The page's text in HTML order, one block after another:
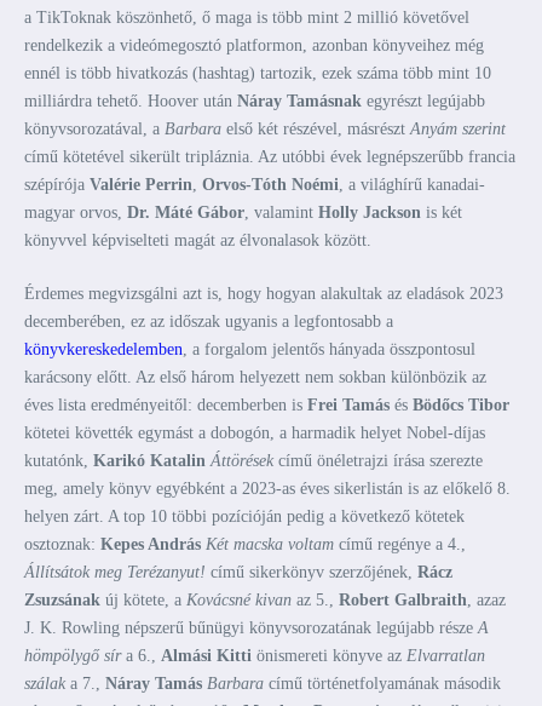
a TikToknak köszönhető, ő maga is több mint 2 millió követővel
rendelkezik a videómegosztó platformon, azonban könyveihez még
ennél is több hivatkozás (hashtag) tartozik, ezek száma több mint 10
milliárdra tehető. Hoover után Náray Tamásnak egyrészt legújabb
könyvsorozatával, a Barbara első két részével, másrésztAnyám szerint
című kötetével sikerült tripláznia. Az utóbbi évek legnépszerűbb francia
szépírója Valérie Perrin, Orvos-Tóth Noémi, a világhírű kanadai-
magyar orvos, Dr. Máté Gábor, valamint Holly Jackson is két
könyvvel képviselteti magát az élvonalasok között.
Érdemes megvizsgálni azt is, hogy hogyan alakultak az eladások 2023
decemberében, ez az időszak ugyanis a legfontosabb a
könyvkereskedelemben, a forgalom jelentős hányada összpontosul
karácsony előtt. Az első három helyezett nem sokban különbözik az
éves lista eredményeitől: decemberben is Frei Tamás és Bödőcs Tibor
kötetei követték egymást a dobogón, a harmadik helyet Nobel-díjas
kutatónk, Karikó Katalin Áttörések című önéletrajzi írása szerezte
meg, amely könyv egyébként a 2023-as éves sikerlistán is az előkelő 8.
helyen zárt. A top 10 többi pozícióján pedig a következő kötetek
osztoznak: Kepes András Két macska voltam című regénye a 4.,
Állítsátok meg Terézanyut! című sikerkönyv szerzőjének, Rácz
Zsuzsának új kötete, a Kovácsné kivan az 5., Robert Galbraith, azaz
J. K. Rowling népszerű bűnügyi könyvsorozatának legújabb részeA
hömpölygő síra 6., Almási Kitti önismereti könyve az Elvarratlan
szálak a 7., Náray Tamás Barbara című történetfolyamának második